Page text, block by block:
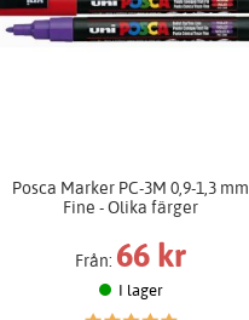
Posca Marker PC-3M 0,9-1,3 mm
Fine - Olika färger
Från: 66 kr
I lager